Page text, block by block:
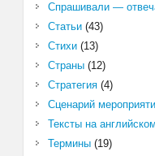
Спрашивали —
Статьи(43)
Стихи(13)
Страны(12)
Стратегия(4)
Сценарий
Тексты на
Термины(19)